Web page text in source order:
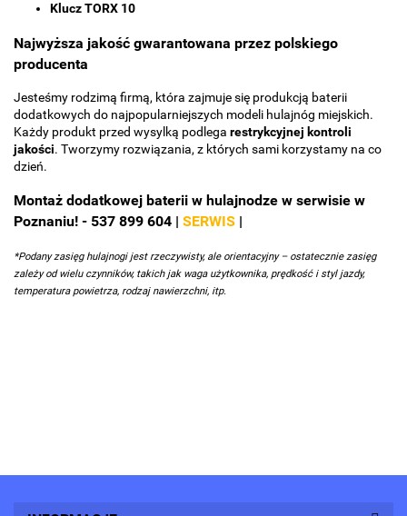
Klucz TORX 10
Najwyższa jakość gwarantowana przez polskiego
producenta
Jesteśmy rodzimą firmą, która zajmuje się produkcją baterii
dodatkowych do najpopularniejszych modeli hulajnóg miejskich.
Każdy produkt przed wysylką podlega restrykcyjnej kontroli
jakości. Tworzymy rozwiązania, z których sami korzystamy na co
dzień.
Montaż dodatkowej baterii w hulajnodze w serwisie w
Poznaniu! - 537 899 604 | SERWIS |
*Podany zasięg hulajnogi jest rzeczywisty, ale orientacyjny – ostatecznie zasięg
zależy od wielu czynników, takich jak waga użytkownika, prędkość i styl jazdy,
temperatura powietrza, rodzaj nawierzchni, itp.